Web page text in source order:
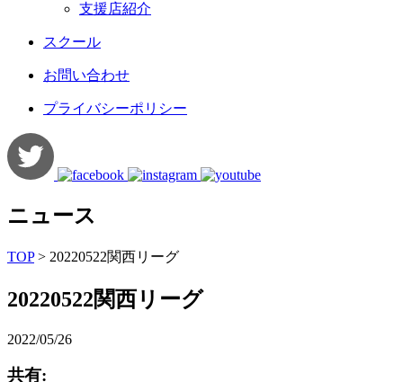
支援店紹介
スクール
お問い合わせ
プライバシーポリシー
ニュース
TOP> 20220522関西リーグ
20220522関西リーグ
2022/05/26
共有: